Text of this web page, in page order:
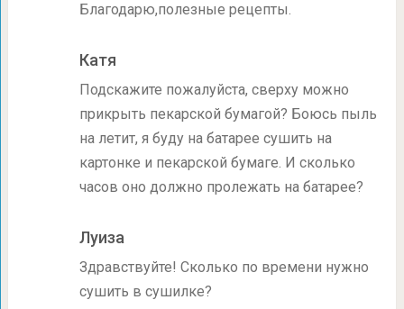
Благодарю,полезные рецепты.
Катя
Подскажите пожалуйста, сверху можно
прикрыть пекарской бумагой? Боюсь пыль
на летит, я буду на батарее сушить на
картонке и пекарской бумаге. И сколько
часов оно должно пролежать на батарее?
Луиза
Здравствуйте! Сколько по времени нужно
сушить в сушилке?